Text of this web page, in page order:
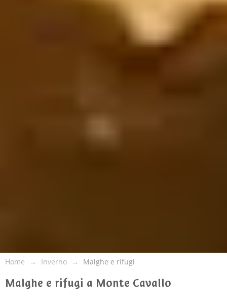
Home Inverno Malghe e rifugi
Malghe e rifugi a Monte Cavallo